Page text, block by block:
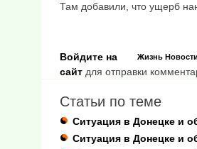
Там добавили, что ущерб
Жизнь
Войдите на
сайт для отправки
Статьи по теме
Ситуация в Донецке и
Ситуация в Донецке и